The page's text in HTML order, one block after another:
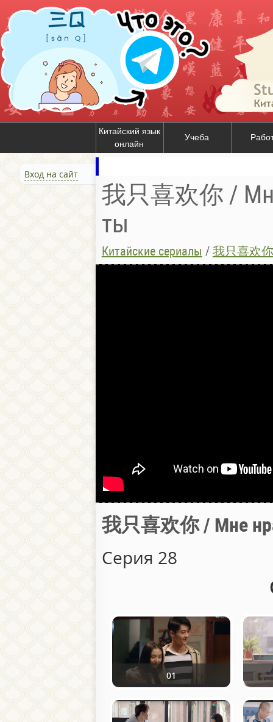
Китайский язык
онлайн
Учеба
Вход на сайт
我只喜欢你 /
ты
Китайские сериалы / 我只喜欢
我只喜欢你 / Мне
Серия 28
01